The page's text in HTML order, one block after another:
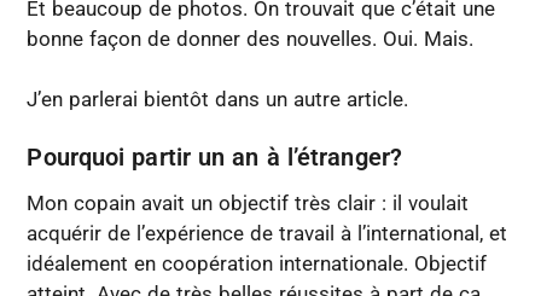
Et beaucoup de photos. On trouvait que c’était une
bonne façon de donner des nouvelles. Oui. Mais.
J’en parlerai bientôt dans un autre article.
Pourquoi partir un an à l’étranger?
Mon copain avait un objectif très clair : il voulait
acquérir de l’expérience de travail à l’international, et
idéalement en coopération internationale. Objectif